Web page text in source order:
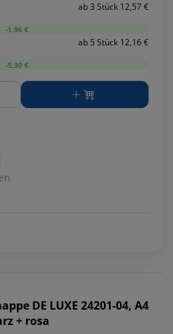
ab 3 Stück 12,57 €
-1,96 €
ab 5 Stück 12,16 €
-5,30 €
DE LUXE 24201-04, A4
+ rosa